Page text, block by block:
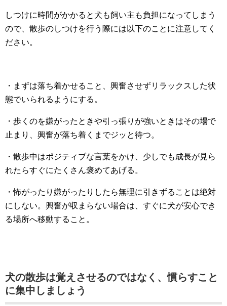
しつけに時間がかかると犬も飼い主も負担になってしまう
ので、散歩のしつけを行う際には以下のことに注意してく
ださい。
・まずは落ち着かせること、興奮させずリラックスした状
態でいられるようにする。
・歩くのを嫌がったときや引っ張りが強いときはその場で
止まり、興奮が落ち着くまでジッと待つ。
・散歩中はポジティブな言葉をかけ、少しでも成長が見ら
れたらすぐにたくさん褒めてあげる。
・怖がったり嫌がったりしたら無理に引きずることは絶対
にしない。興奮が収まらない場合は、すぐに犬が安心でき
る場所へ移動すること。
犬の散歩は覚えさせるのではなく、慣らすこと
に集中しましょう